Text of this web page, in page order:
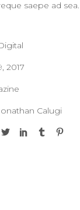
saepe ad sea.
2017
Calugi